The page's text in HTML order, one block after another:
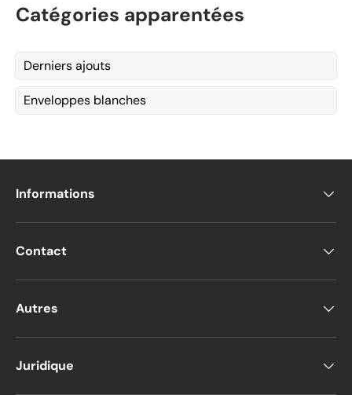
Catégories apparentées
Derniers ajouts
Enveloppes blanches
Informations
Contact
Autres
Juridique